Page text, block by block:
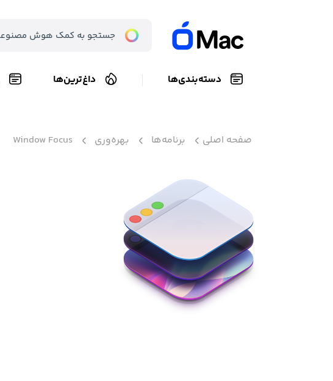
دسته‌بندی‌ها داغ‌ترین‌ها
صفحه اصلی برنامه‌ها بهره‌وری Window Focus